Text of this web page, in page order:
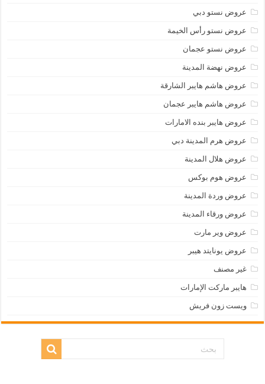
عروض نستو دبي
عروض نستو رأس الخيمة
عروض نستو عجمان
عروض نهضة المدينة
عروض هاشم هايبر الشارقة
عروض هاشم هايبر عجمان
عروض هايبر بنده الامارات
عروض هرم المدينة دبي
عروض هلال المدينة
عروض هوم بوكس
عروض وردة المدينة
عروض ورقاء المدينة
عروض وير مارت
عروض يونايتد هيبر
غير مصنف
هايبر ماركت الإمارات
ويست زون فريش